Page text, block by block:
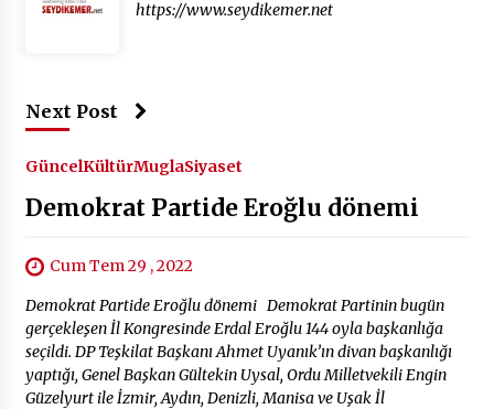
https://www.seydikemer.net
Next Post
GüncelKültürMuglaSiyaset
Demokrat Partide Eroğlu dönemi
Cum Tem 29 , 2022
Demokrat Partide Eroğlu dönemi Demokrat Partinin bugün
gerçekleşen İl Kongresinde Erdal Eroğlu 144 oyla başkanlığa
seçildi. DP Teşkilat Başkanı Ahmet Uyanık’ın divan başkanlığı
yaptığı, Genel Başkan Gültekin Uysal, Ordu Milletvekili Engin
Güzelyurt ile İzmir, Aydın, Denizli, Manisa ve Uşak İl